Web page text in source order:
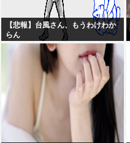
【悲報】台風さん、もうわけわか
らん